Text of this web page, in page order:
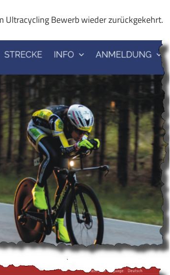
Ultracycling Bewerb wieder zurückgekehrt.